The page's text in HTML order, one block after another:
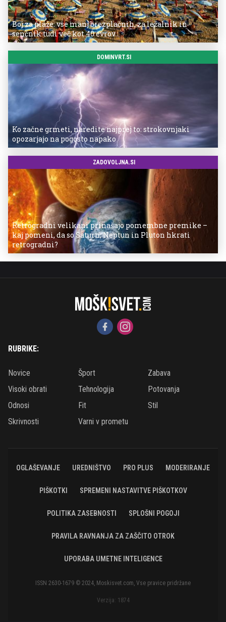
Boj za plaže: vse manj brezplačnih, za ležalnik in
senčnik tudi več kot 40 evrov
DOMINVRT.SI
Ko začne grmeti, naredite najprej to: strokovnjaki
opozarjajo na pogosto napako
ZADOVOLJNA.SI
Retrogradni velikani prinašajo pomembne premike –
kaj pomeni, da so Saturn, Neptun in Pluton hkrati
retrogradni?
RUBRIKE:
Novice Šport
Zabava
Visoki obrati
Tehnologija
Potovanja
Odnosi
Fit
Stil
Skrivnosti
Varni v prometu
OGLAŠEVANJE UREDNIŠTVO PRO PLUS MODERIRANJE
PIŠKOTKI SPREMENI NASTAVITVE PIŠKOTKOV
POLITIKA ZASEBNOSTI SPLOŠNI POGOJI
PRAVILA RAVNANJA ZA ZAŠČITO OTROK
UPORABA UMETNE INTELIGENCE
ISSN 2630-1679 © 2024, Moskisvet.com, Vse pravice pridržane
Verzija: 1874